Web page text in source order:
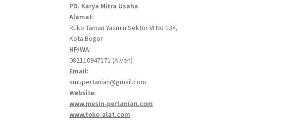
PD. Karya Mitra Usaha
Alamat:
Ruko Taman Yasmin Sektor VI No 134,
Kota Bogor
HP/WA:
082110947171 (Alven)
Email:
kmupertanian@gmail.com
Website:
www.mesin-pertanian.com
www.toko-alat.com